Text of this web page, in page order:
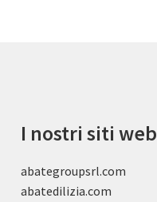
I nostri siti web
abategroupsrl.com
abatedilizia.com